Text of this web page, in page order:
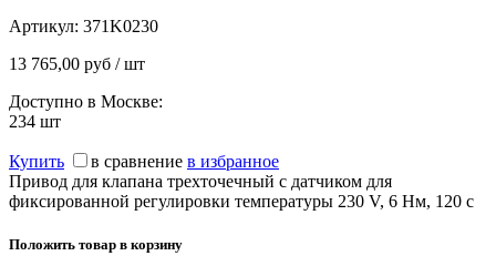
Артикул: 371K0230
13 765,00 руб / шт
Доступно в Москве:
234 шт
Купить в сравнение в избранное
Привод для клапана трехточечный с датчиком для
фиксированной регулировки температуры 230 V, 6 Нм, 120 c
Положить товар в корзину